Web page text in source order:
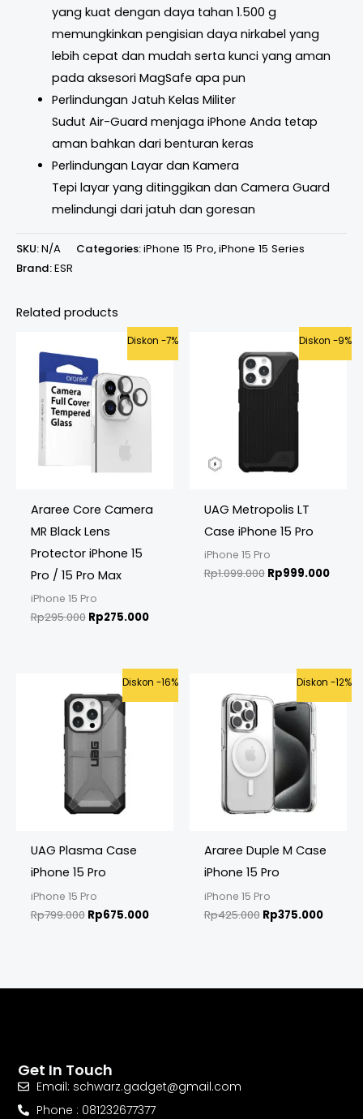
yang kuat dengan daya tahan 1.500 g
memungkinkan pengisian daya nirkabel yang
lebih cepat dan mudah serta kunci yang aman
pada aksesori MagSafe apa pun
Perlindungan Jatuh Kelas Militer
Sudut Air-Guard menjaga iPhone Anda tetap
aman bahkan dari benturan keras
Perlindungan Layar dan Kamera
Tepi layar yang ditinggikan dan Camera Guard
melindungi dari jatuh dan goresan
SKU:N/A Categories:iPhone 15 Pro,iPhone 15 Series
Brand:ESR
Related products
Diskon -7%
Araree Core Camera
MR Black Lens
Protector iPhone 15
Pro / 15 Pro Max
iPhone 15 Pro
Rp295.000
Original
was:
Rp295.000.
Rp275.000
Current
is:
Rp275.000.
Diskon -9%
UAG Metropolis LT
Case iPhone 15 Pro
iPhone 15 Pro
Rp1.099.000
Original
price
was:
Rp1.099.000.
Rp999.000
is:
Diskon -16%
UAG Plasma Case
iPhone 15 Pro
iPhone 15 Pro
Rp799.000
Original
price
was:
Rp799.000.
Rp675.000
Current
is:
Diskon -12%
Araree Duple M Case
iPhone 15 Pro
iPhone 15 Pro
Rp425.000
Original
price
was:
Rp425.000.
Rp375.000
is:
Get In Touch
Email: schwarz.gadget@gmail.com
Phone : 081232677377